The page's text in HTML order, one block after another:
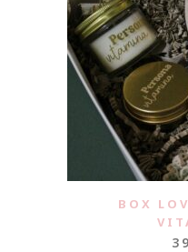
BOX